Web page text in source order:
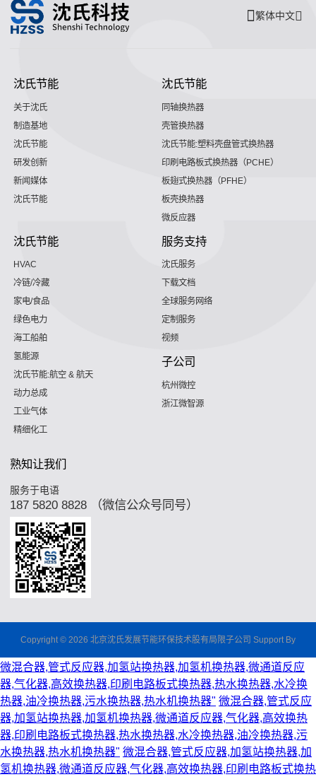
繁体中文
沈氏节能
关于沈氏
制造基地
沈氏节能
研发创新
新闻媒体
沈氏节能
沈氏节能
同轴换热器
壳管换热器
沈氏节能:塑料壳盘管式换热器
印刷电路板式换热器（PCHE）
板翅式换热器（PFHE）
板壳换热器
微反应器
沈氏节能
HVAC
冷链/冷藏
家电/食品
绿色电力
海工船舶
氢能源
沈氏节能:航空 & 航天
动力总成
工业气体
精细化工
服务支持
沈氏服务
下载文档
全球服务网络
定制服务
视频
子公司
杭州微控
浙江微智源
熟知让我们
服务于电语
187 5820 8828 （微信公众号同号）
Copyright © 2026 北京沈氏发展节能环保技术股有局限子公司 Support By
微混合器,管式反应器,加氢站换热器,加氢机换热器,微通道反应
器,气化器,高效换热器,印刷电路板式换热器,热水换热器,水冷换
热器,油冷换热器,污水换热器,热水机换热器" 微混合器,管式反应
器,加氢站换热器,加氢机换热器,微通道反应器,气化器,高效换热
器,印刷电路板式换热器,热水换热器,水冷换热器,油冷换热器,污
水换热器,热水机换热器" 微混合器,管式反应器,加氢站换热器,加
氢机换热器,微通道反应器,气化器,高效换热器,印刷电路板式换热